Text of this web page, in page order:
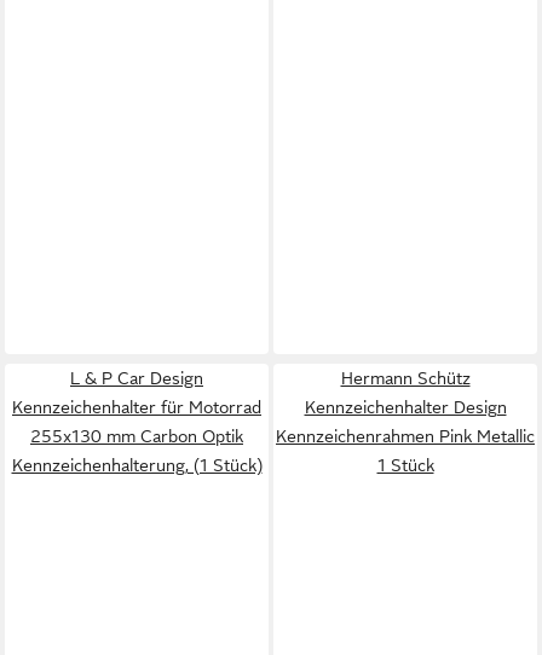
L & P Car Design
Kennzeichenhalter für Motorrad
255x130 mm Carbon Optik
Kennzeichenhalterung, (1 Stück)
Hermann Schütz
Kennzeichenhalter Design
Kennzeichenrahmen Pink Metallic
1 Stück